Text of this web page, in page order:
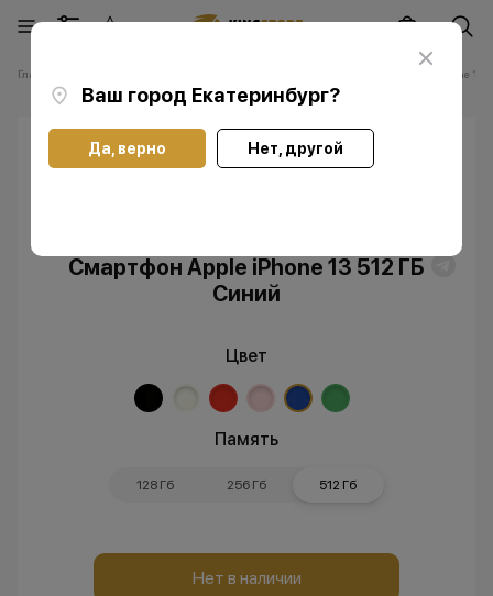
Ваш город Екатеринбург?
Да, верно Нет, другой
Главная Смартфоны Apple iPhone 13
Смартфон Apple iPhone 13 512 ГБ
Синий
Цвет
Память
128 Гб 256 Гб 512 Гб
Нет в наличии